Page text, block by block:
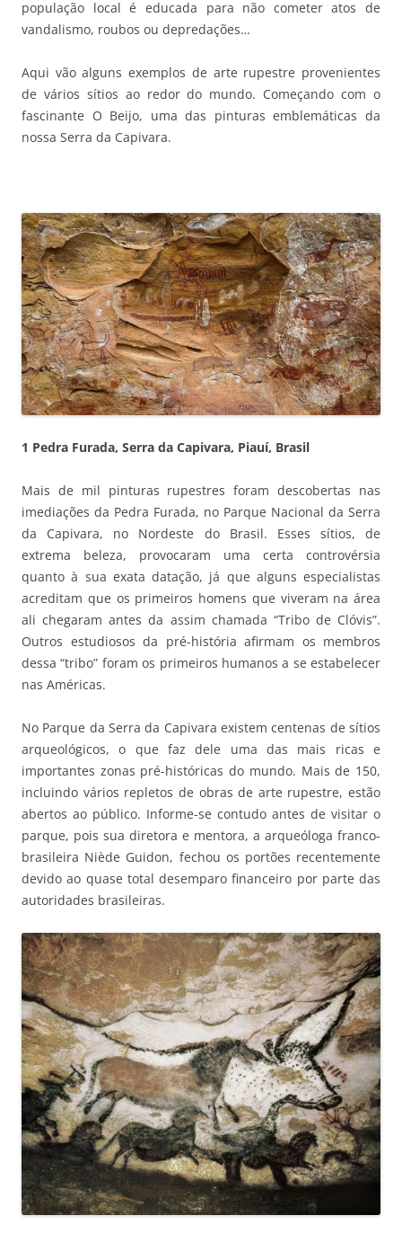
população local é educada para não cometer atos de
vandalismo, roubos ou depredações…
Aqui vão alguns exemplos de arte rupestre provenientes
de vários sítios ao redor do mundo. Começando com o
fascinante O Beijo, uma das pinturas emblemáticas da
nossa Serra da Capivara.
1 Pedra Furada, Serra da Capivara, Piauí, Brasil
Mais de mil pinturas rupestres foram descobertas nas
imediações da Pedra Furada, no Parque Nacional da Serra
da Capivara, no Nordeste do Brasil. Esses sítios, de
extrema beleza, provocaram uma certa controvérsia
quanto à sua exata datação, já que alguns especialistas
acreditam que os primeiros homens que viveram na área
ali chegaram antes da assim chamada “Tribo de Clóvis”.
Outros estudiosos da pré-história afirmam os membros
dessa “tribo” foram os primeiros humanos a se estabelecer
nas Américas.
No Parque da Serra da Capivara existem centenas de sítios
arqueológicos, o que faz dele uma das mais ricas e
importantes zonas pré-históricas do mundo. Mais de 150,
incluindo vários repletos de obras de arte rupestre, estão
abertos ao público. Informe-se contudo antes de visitar o
parque, pois sua diretora e mentora, a arqueóloga franco-
brasileira Niède Guidon, fechou os portões recentemente
devido ao quase total desemparo financeiro por parte das
autoridades brasileiras.